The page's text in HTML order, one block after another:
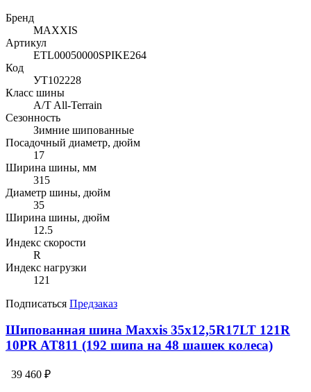
Бренд
MAXXIS
Артикул
ETL00050000SPIKE264
Код
УТ102228
Класс шины
A/T All-Terrain
Сезонность
Зимние шипованные
Посадочный диаметр, дюйм
17
Ширина шины, мм
315
Диаметр шины, дюйм
35
Ширина шины, дюйм
12.5
Индекс скорости
R
Индекс нагрузки
121
Подписаться Предзаказ
Шипованная шина Maxxis 35x12,5R17LT 121R
10PR AT811 (192 шипа на 48 шашек колеса)
39 460 ₽